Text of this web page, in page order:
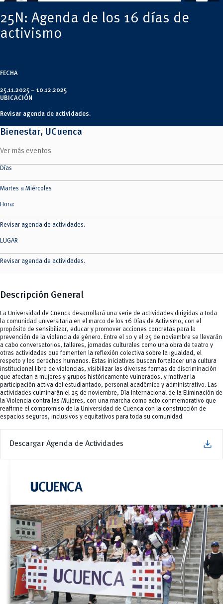
Posgrados
Radio Universitaria
Salud
Sostenibilidad
25N: Agenda de los 16 días de
activismo
FECHA
25.11.2025 – 10.12.2025
UBICACIÓN
Revisar agenda de actividades.
Bienestar, UCuenca
Ver más eventos
Días
Martes a Miércoles
Hora:
Revisar agenda de actividades.
LUGAR
Revisar agenda de actividades.
Descripción General
La Universidad de Cuenca desarrollará una serie de actividades dirigidas a toda
la comunidad universitaria en el marco de los 16 Días de Activismo, con el
propósito de sensibilizar, educar y promover acciones concretas para la
prevención de la violencia de género. Entre el 10 y el 25 de noviembre se llevarán
a cabo conversatorios, talleres, jornadas culturales como una obra de teatro y
otras actividades que fomenten la reflexión colectiva sobre la igualdad, el
respeto y los derechos humanos. Estas iniciativas buscan fortalecer una cultura
institucional libre de violencias, visibilizar las diversas formas de discriminación
que afectan a mujeres y grupos históricamente vulnerados, y motivar la
participación activa del estudiantado, personal académico y administrativo. Las
actividades culminarán el 25 de noviembre, Día Internacional de la Eliminación de
la Violencia contra las Mujeres, con una marcha como acto conmemorativo que
reafirme el compromiso de la Universidad de Cuenca con la construcción de
espacios seguros, inclusivos y equitativos para toda su comunidad.
Descargar Agenda de Actividades download